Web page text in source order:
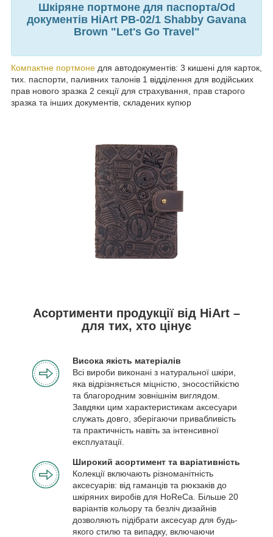
Шкіряне портмоне для паспорта/Od
документів HiArt PB-02/1 Shabby Gavana
Brown "Let's Go Travel"
Компактне портмоне для автодокументів: 3 кишені для карток,
тих. паспорти, паливних талонів 1 відділення для водійських
прав нового зразка 2 секції для страхування, прав старого
зразка та інших документів, складених купюр
Асортименти продукції від HiArt –
для тих, хто цінує
Висока якість матеріалів
Всі вироби виконані з натуральної шкіри,
яка відрізняється міцністю, зносостійкістю
та благородним зовнішнім виглядом.
Завдяки цим характеристикам аксесуари
служать довго, зберігаючи привабливість
та практичність навіть за інтенсивної
експлуатації.
Широкий асортимент та варіативність
Колекції включають різноманітність
аксесуарів: від гаманців та рюкзаків до
шкіряних виробів для HoReCa. Більше 20
варіантів кольору та безліч дизайнів
дозволяють підібрати аксесуар для будь-
якого стилю та випадку, включаючи